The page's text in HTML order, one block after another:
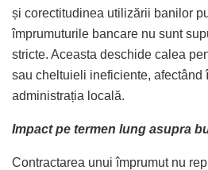
și corectitudinea utilizării banilor
împrumuturile bancare nu sunt
stricte. Aceasta deschide calea
sau cheltuieli ineficiente, afectând
administrația locală.
Impact pe termen lung asupra
Contractarea unui împrumut nu